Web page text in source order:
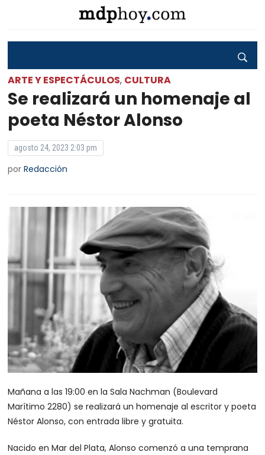
ARTE Y ESPECTÁCULOS, CULTURA
Se realizará un homenaje al
poeta Néstor Alonso
agosto 24, 2023 2:03 pm
porRedacción
Mañana a las 19:00 en la Sala Nachman (Boulevard
Marítimo 2280) se realizará un homenaje al escritor y poeta
Néstor Alonso, con entrada libre y gratuita.
Nacido en Mar del Plata, Alonso comenzó a una temprana